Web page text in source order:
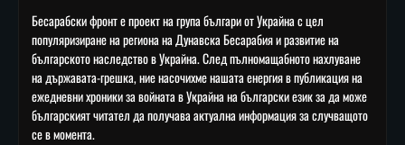
Бесарабски фронт е проект на група българи от Украйна с цел
популяризиране на региона на Дунавска Бесарабия и развитие на
българското наследство в Украйна. След пълномащабното нахлуване
на държавата-грешка, ние насочихме нашата енергия в публикация на
ежедневни хроники за войната в Украйна на български език за да може
българският читател да получава актуална информация за случващото
се в момента.